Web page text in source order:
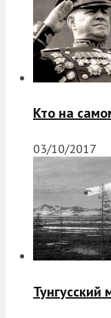
Кто на
03/10/2017
Тунгусский